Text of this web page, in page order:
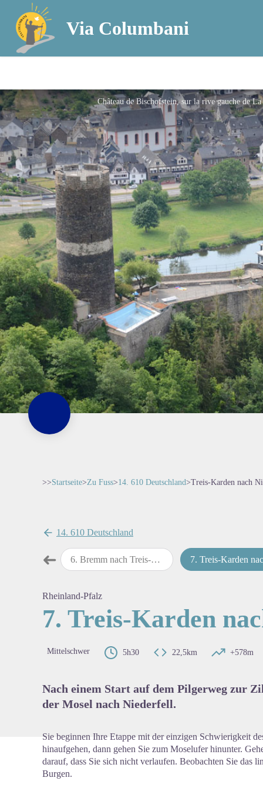
Via Columbani
>>Startseite>Zu Fuss>14. 610 Deutschland>Treis-Karden nach
14. 610 Deutschland
➜map.drawer.prev
6. Bremm nach Treis-Karden 7.Treis-Karden nach
Rheinland-Pfalz
7. Treis-Karden
Mittelschwer 5h30 22,5km +578m
Nach einem Start auf dem Pilgerweg zur
der Mosel nach Niederfell.
Sie beginnen Ihre Etappe mit der einzigen Schwierigkeit
hinaufgehen, dann gehen Sie zum Moselufer hinunter.
darauf, dass Sie sich nicht verlaufen. Beobachten Sie das
Burgen.